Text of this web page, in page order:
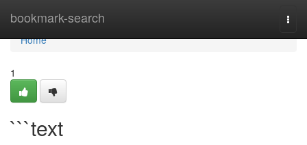
bookmark-search
Home
Home
1
```text